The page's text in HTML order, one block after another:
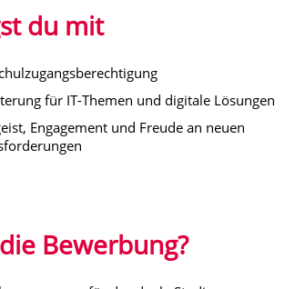
du mit
für IT-Themen und digitale Lösungen
Engagement und Freude an neuen
Bewerbung?